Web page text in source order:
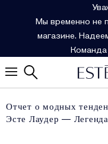
Мы временно не
магазине.
Команда
Отчет о модных
Эсте Лаудер —